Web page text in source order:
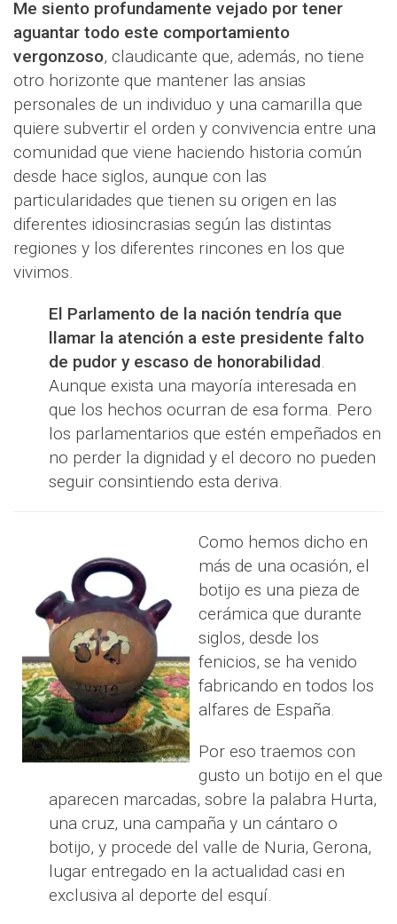
Me siento profundamente vejado por tener
aguantar todo este comportamiento
vergonzoso, claudicante que, además, no tiene
otro horizonte que mantener las ansias
personales de un individuo y una camarilla que
quiere subvertir el orden y convivencia entre una
comunidad que viene haciendo historia común
desde hace siglos, aunque con las
particularidades que tienen su origen en las
diferentes idiosincrasias según las distintas
regiones y los diferentes rincones en los que
vivimos.
El Parlamento de la nación tendría que
llamar la atención a este presidente falto
de pudor y escaso de honorabilidad.
Aunque exista una mayoría interesada en
que los hechos ocurran de esa forma. Pero
los parlamentarios que estén empeñados en
no perder la dignidad y el decoro no pueden
seguir consintiendo esta deriva.
Como hemos dicho en
más de una ocasión, el
botijo es una pieza de
cerámica que durante
siglos, desde los
fenicios, se ha venido
fabricando en todos los
alfares de España.
Por eso traemos con
gusto un botijo en el que
aparecen marcadas, sobre la palabra Hurta,
una cruz, una campaña y un cántaro o
botijo, y procede del valle de Nuria, Gerona,
lugar entregado en la actualidad casi en
exclusiva al deporte del esquí.